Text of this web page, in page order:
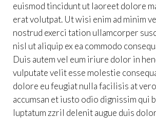
euismod tincidunt ut laoreet dolore
erat volutpat. Ut wisi enim ad minim
nostrud exerci tation ullamcorper
nisl ut aliquip ex ea commodo
Duis autem vel eum iriure dolor in
vulputate velit esse molestie
dolore eu feugiat nulla facilisis at
accumsan et iusto odio dignissim qui
luptatum zzril delenit augue duis